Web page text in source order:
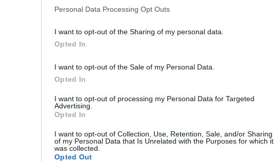
Personal Data Processing Opt Outs
I want to opt-out of the Sharing of my personal data.
Opted In
I want to opt-out of the Sale of my Personal Data.
Opted In
I want to opt-out of processing my Personal Data for Targeted
Advertising.
Opted In
I want to opt-out of Collection, Use, Retention, Sale, and/or Sharing
of my Personal Data that Is Unrelated with the Purposes for which it
was collected.
Opted Out